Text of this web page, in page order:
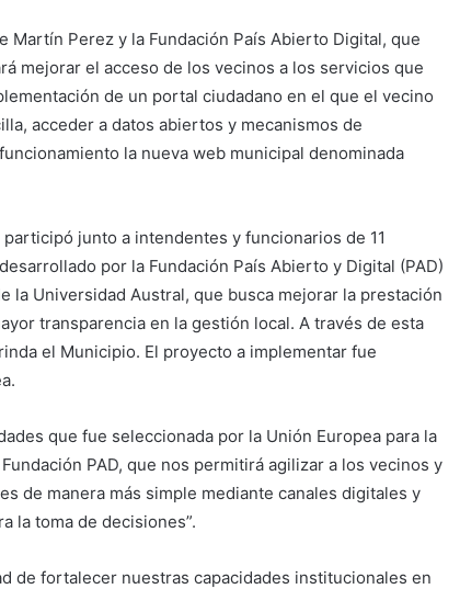
Perez y la Fundación País Abierto Digital, que
mejorar el acceso de los vecinos a los servicios que
de un portal ciudadano en el que el vecino
acceder a datos abiertos y mecanismos de
la nueva web municipal denominada
junto a intendentes y funcionarios de 11
por la Fundación País Abierto y Digital (PAD)
la Universidad Austral, que busca mejorar la prestación
transparencia en la gestión local. A través de esta
el Municipio. El proyecto a implementar fue
que fue seleccionada por la Unión Europea para la
PAD, que nos permitirá agilizar a los vecinos y
de manera más simple mediante canales digitales y
la toma de decisiones”.
de fortalecer nuestras capacidades institucionales en